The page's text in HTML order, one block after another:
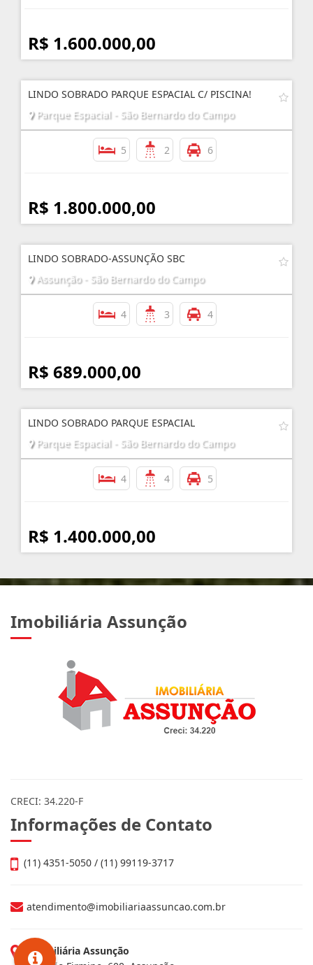
R$ 1.600.000,00
LINDO SOBRADO PARQUE ESPACIAL C/ PISCINA!
Parque Espacial - São Bernardo do Campo
5 2 6
R$ 1.800.000,00
LINDO SOBRADO-ASSUNÇÃO SBC
Assunção - São Bernardo do Campo
4 3 4
R$ 689.000,00
LINDO SOBRADO PARQUE ESPACIAL
Parque Espacial - São Bernardo do Campo
4 4 5
R$ 1.400.000,00
Imobiliária Assunção
CRECI: 34.220-F
Informações de Contato
(11) 4351-5050 / (11) 99119-3717
atendimento@imobiliariaassuncao.com.br
Imobiliária Assunção